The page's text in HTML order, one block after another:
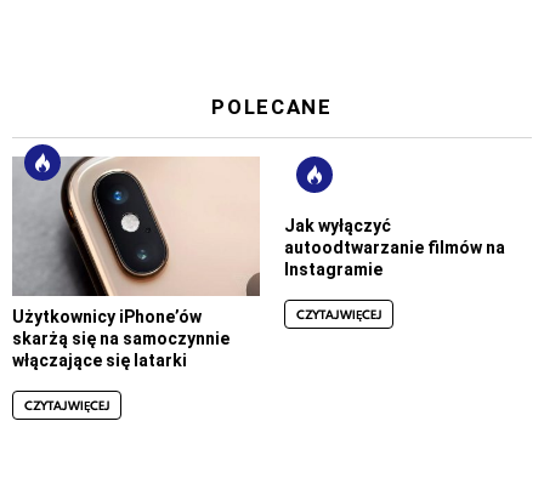
POLECANE
Użytkownicy iPhone’ów
skarżą się na samoczynnie
włączające się latarki
CZYTAJ WIĘCEJ
Jak wyłączyć
autoodtwarzanie filmów na
Instagramie
CZYTAJ WIĘCEJ